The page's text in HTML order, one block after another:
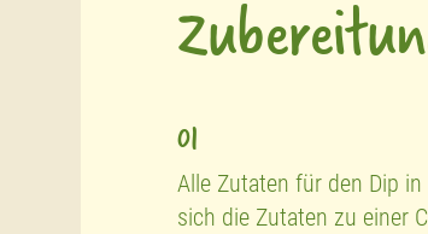
01
Alle Zutaten für den Dip
sich die Zutaten zu einer